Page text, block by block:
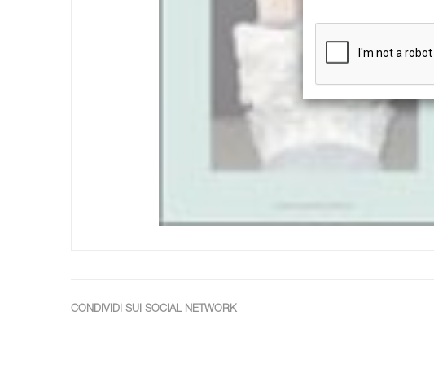
CONDIVIDI SUI SOCIAL NETWORK